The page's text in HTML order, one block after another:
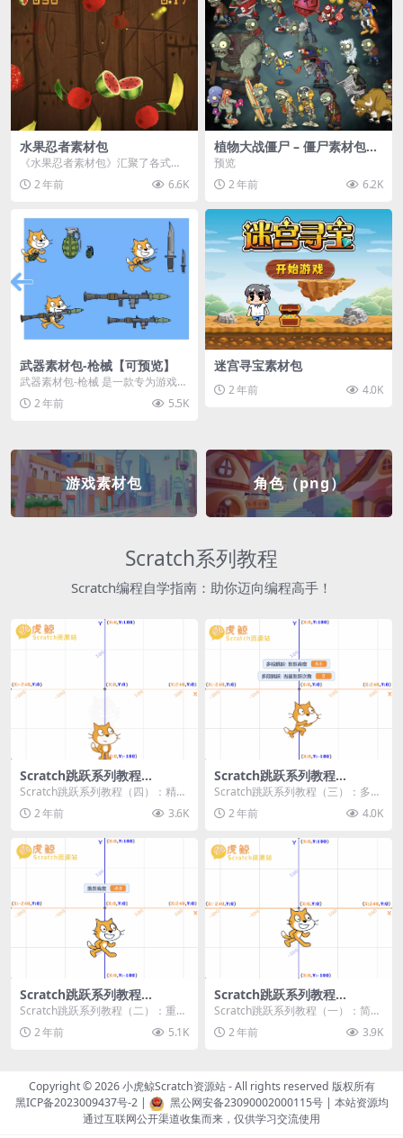
水果忍者素材包
《水果忍者素材包》汇聚了各式鲜
美诱人的水果图像与清脆悦耳的切
割音效，专为追求极致...
2 年前 6.6K
植物大战僵尸 – 僵尸素材包
【可预览】
预览
2 年前
6.2K
武器素材包-枪械【可预览】
武器素材包-枪械 是一款专为游戏开
发者和创作者设计的素材包，包含
多种高质量的枪械...
2 年前 5.5K
迷宫寻宝素材包
2 年前 4.0K
游戏素材包 角色（png）
Scratch系列教程
Scratch编程自学指南：助你迈向编程高手！
Scratch跳跃系列教程
（四）：精准着陆
Scratch跳跃系列教程（四）：精准
着陆 作者：小虎鲸Scratch资源站
... 2 年前 3.6K
Scratch跳跃系列教程
（三）：多段跳跃
Scratch跳跃系列教程（三）：多段
跳跃 作者：小虎鲸Scratch资源站
连...2 年前 4.0K
Scratch跳跃系列教程
（二）：重力跳跃
Scratch跳跃系列教程（二）：重力
跳跃 作者：小虎鲸Scratch资源站
按...2 年前 5.1K
Scratch跳跃系列教程
（一）：简单跳跃
Scratch跳跃系列教程（一）：简单
跳跃 作者：小虎鲸Scratch资源站
按...2 年前 3.9K
Copyright © 2026小虎鲸Scratch资源站- All rights reserved 版权所有
黑ICP备2023009437号-2| 黑公网安备23090002000115号| 本站资源均
通过互联网公开渠道收集而来，仅供学习交流使用